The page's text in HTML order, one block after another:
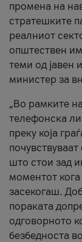
промена на
стратешките
реалниот
општествен
теми од јавен
министер за
„Во рамките
телефонска
преку која
што стои зад
моментот
засекогаш.
пораката
одговорното
безбедноста